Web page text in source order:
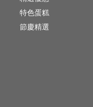
特色蛋糕
節慶精選